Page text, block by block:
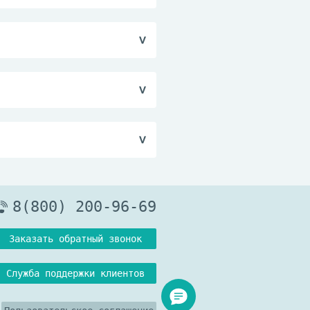
(может иметь
8(800) 200-96-69
Заказать обратный звонок
Служба поддержки клиентов